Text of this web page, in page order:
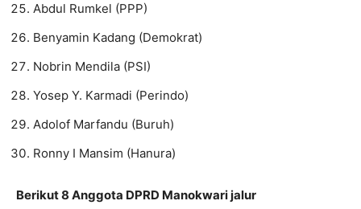
Abdul Rumkel (PPP)
Benyamin Kadang (Demokrat)
Nobrin Mendila (PSI)
Yosep Y. Karmadi (Perindo)
Adolof Marfandu (Buruh)
Ronny I Mansim (Hanura)
Berikut 8 Anggota DPRD Manokwari jalur